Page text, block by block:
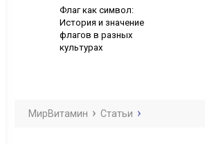
Флаг как символ:
История и значение
флагов в разных
культурах
МирВитамин Статьи